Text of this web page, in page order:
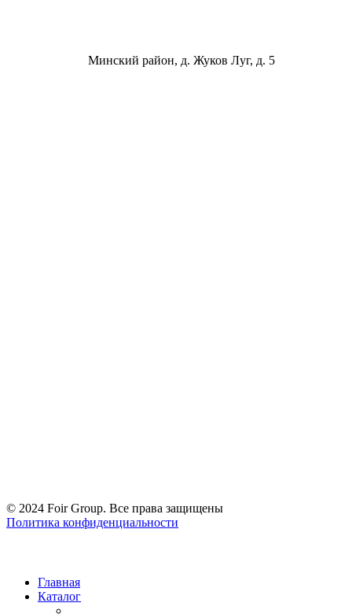
Минский район, д. Жуков Луг, д. 5
© 2024 Foir Group. Все права защищены
Политика конфиденциальности
Главная
Каталог